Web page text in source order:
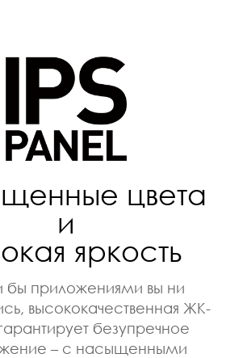
цвета
и
яркость
бы приложениями вы ни
высококачественная ЖК-
безупречное
– с насыщенными